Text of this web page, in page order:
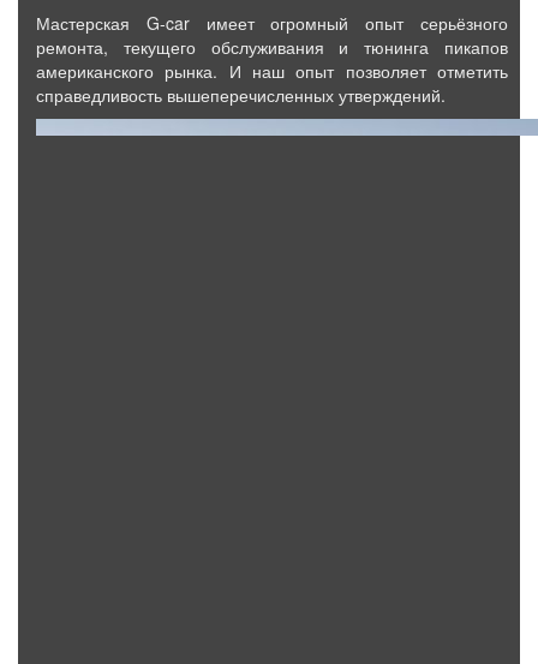
Мастерская G-car имеет огромный опыт серьёзного
ремонта, текущего обслуживания и тюнинга пикапов
американского рынка. И наш опыт позволяет отметить
справедливость вышеперечисленных утверждений.